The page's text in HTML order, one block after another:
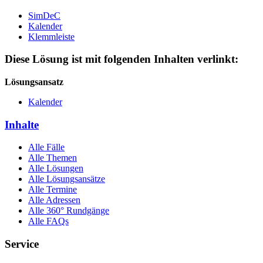
SimDeC
Kalender
Klemmleiste
Diese Lösung ist mit folgenden Inhalten verlinkt:
Lösungsansatz
Kalender
Inhalte
Alle Fälle
Alle Themen
Alle Lösungen
Alle Lösungsansätze
Alle Termine
Alle Adressen
Alle 360° Rundgänge
Alle FAQs
Service